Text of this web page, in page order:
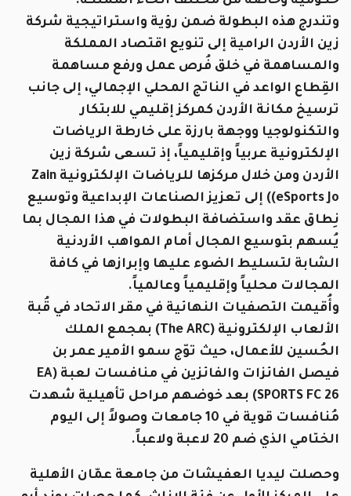
وتندرج هذه البطولة ضمن رؤية واستراتيجية شركة
زين الأردن الرامية إلى تنويع اقتصاد المملكة
والمساهمة في خلق فُرص عمل ورفع مساهمة
القِطاع الواعد في الناتج المحلي الإجمالي، إلى جانب
ترسيخ مكانة الأردن كمركز إقليمي للابتكار
والتكنولوجيا ووجهة بارزة على خارطة الرياضات
الإلكترونية عربياً وإقليمياً، إذ تسعى شركة زين
الأردن ومن خلال مركزها للرياضات الإلكترونية Zain
eSports Jo)) إلى تعزيز الصناعات الإبداعية وتوسيع
نِطاق عقد واستضافة البطولات في هذا المجال بما
يُسهم بتوسيع المجال أمام المواهب الأردنية
الشابة لتسليط الضوء عليها وإبرازها في كافة
المجالات محلياً وإقليمياً وعالمياً.
وأُقيمت التصفيات النهائية في مقر الاتحاد في قُبة
الألعاب الإلكترونية (The ARC) بمجمع الملك
الحُسين للأعمال، حيث توّج سمو الأمير عمر بن
فيصل الفائزات والفائزين في منافسات لعبة (EA
SPORTS FC 26) بعد خوضهم مراحل تأهيلية شهدت
مُنافسات قوية في 10 جامعات وصولاً إلى اليوم
الختامي الذي ضم 20 لاعبة ولاعباً.
وحصلت ليديا العفيشات من جامعة عمّان الأهلية